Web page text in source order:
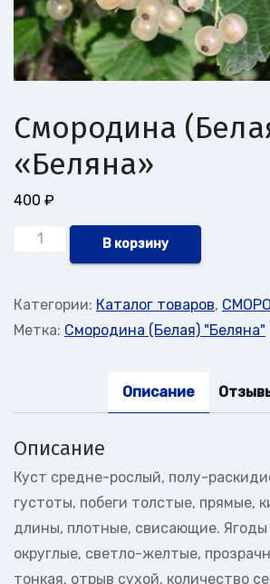
Смородина
«Беляна»
400 ₽
Количество
(Белая)
"Беляна"
В корзину
Категории: Каталог товаров,
Метка: Смородина (Белая) "Беляна"
Описание
Описание
Куст средне-рослый, полу-
густоты, побеги толстые, прямые,
длины, плотные, свисающие. Ягоды
округлые, светло-желтые,
тонкая, отрыв сухой, количество